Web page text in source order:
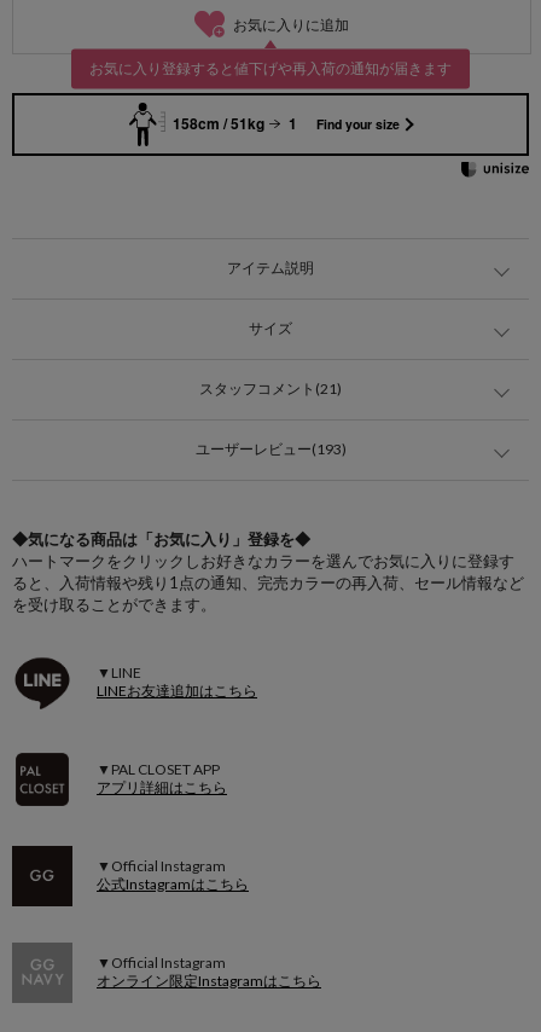
お気に入りに追加
お気に入り登録すると値下げや再入荷の通知が届きます
158cm / 51kg 1 Find your size
アイテム説明
サイズ
スタッフコメント(21)
ユーザーレビュー(193)
◆気になる商品は「お気に入り」登録を◆
ハートマークをクリックしお好きなカラーを選んでお気に入りに登録す
ると、入荷情報や残り1点の通知、完売カラーの再入荷、セール情報など
を受け取ることができます。
▼LINE
LINEお友達追加はこちら
▼PAL CLOSET APP
アプリ詳細はこちら
▼Official Instagram
公式Instagramはこちら
▼Official Instagram
オンライン限定Instagramはこちら